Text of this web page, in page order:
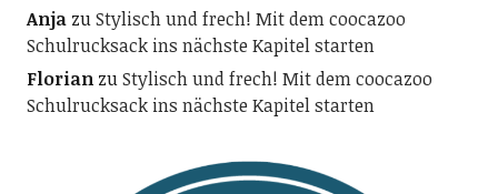
AnjazuStylisch und frech! Mit dem coocazoo
Schulrucksack ins nächste Kapitel starten
FlorianzuStylisch und frech! Mit dem coocazoo
Schulrucksack ins nächste Kapitel starten